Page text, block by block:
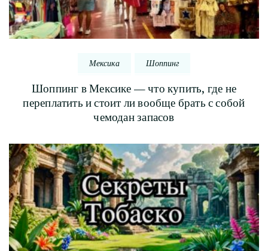
Мексика Шоппинг
Шоппинг в Мексике — что купить, где не
переплатить и стоит ли вообще брать с собой
чемодан запасов